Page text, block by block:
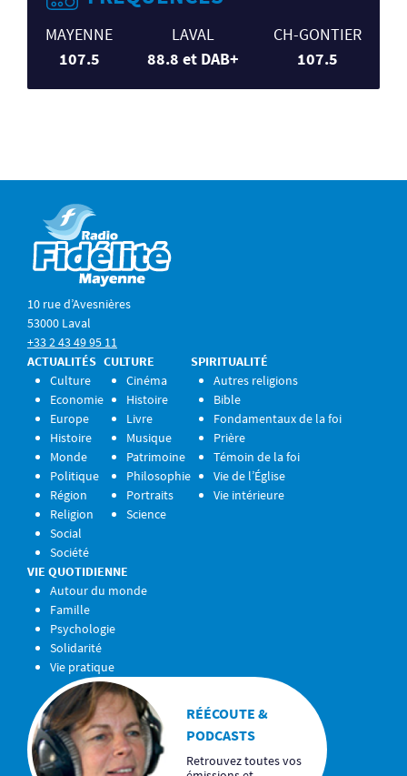
MAYENNE
107.5
LAVAL
88.8 et DAB+
CH-GONTIER
107.5
10 rue d’Avesnières
53000 Laval
+33 2 43 49 95 11
ACTUALITÉS
Culture
Economie
Europe
Histoire
Monde
Politique
Région
Religion
Social
Société
CULTURE
Cinéma
Histoire
Livre
Musique
Patrimoine
Philosophie
Portraits
Science
SPIRITUALITÉ
Autres religions
Bible
Fondamentaux de la foi
Prière
Témoin de la foi
Vie de l’Église
Vie intérieure
VIE QUOTIDIENNE
Autour du monde
Famille
Psychologie
Solidarité
Vie pratique
RÉÉCOUTE &
PODCASTS
Retrouvez toutes vos